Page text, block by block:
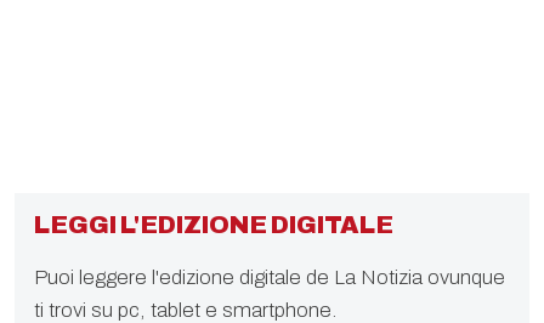
LEGGI L'EDIZIONE DIGITALE
Puoi leggere l'edizione digitale de La Notizia ovunque
ti trovi su pc, tablet e smartphone.